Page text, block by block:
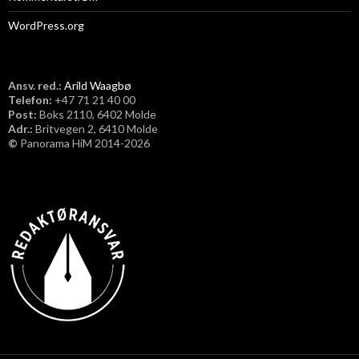
WordPress.org
Ansv. red.: Arild Waagbø
Telefon: ​+47 71 21 40 00
Post: Boks 2110, 6402 Molde
Adr.: Britvegen 2, 6410 Molde
© Panorama HiM 2014-2026